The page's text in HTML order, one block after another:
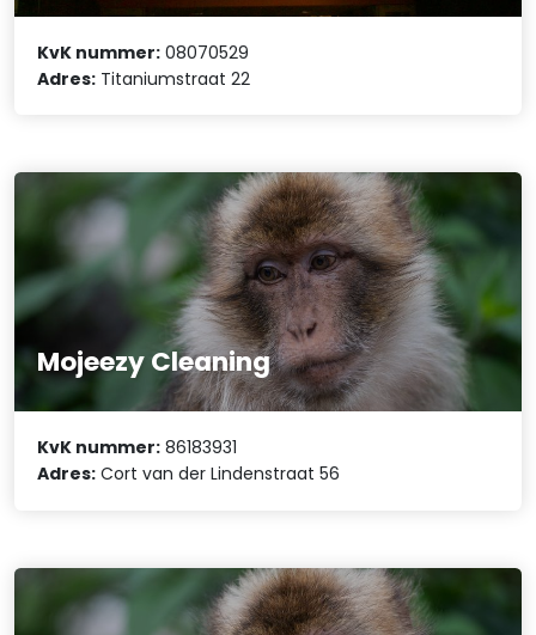
KvK nummer: 08070529
Adres: Titaniumstraat 22
Mojeezy Cleaning
KvK nummer: 86183931
Adres: Cort van der Lindenstraat 56